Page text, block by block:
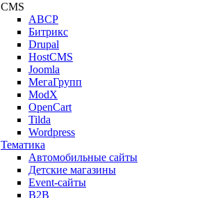
CMS
ABCP
Битрикс
Drupal
HostCMS
Joomla
МегаГрупп
ModX
OpenCart
Tilda
Wordpress
Тематика
Автомобильные сайты
Детские магазины
Event-сайты
B2B